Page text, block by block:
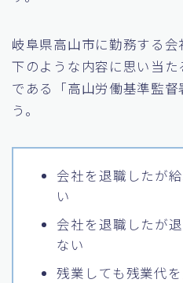
岐阜県高山市に勤務する
下のような内容に思い当
である「高山労働基準監
う。
会社を退職したが
い
会社を退職したが
ない
残業しても残業代